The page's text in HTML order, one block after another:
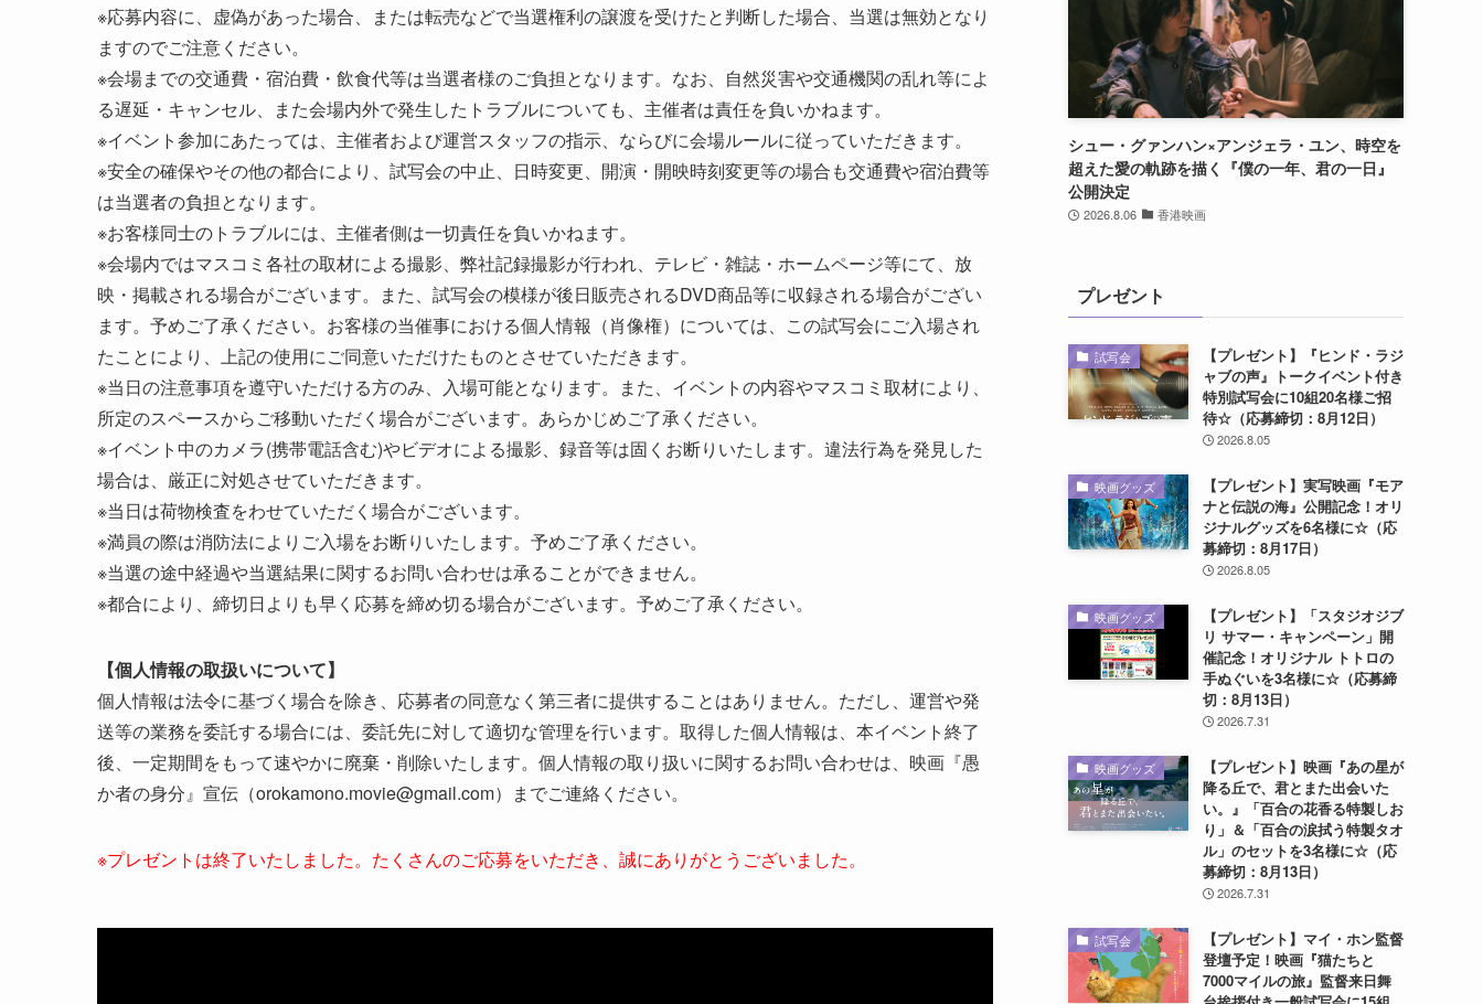
※応募内容に、虚偽があった場合、または転売などで当選権利の譲渡を受けたと判断した場合、当選は無効となり
ますのでご注意ください。
※会場までの交通費・宿泊費・飲食代等は当選者様のご負担となります。なお、自然災害や交通機関の乱れ等によ
る遅延・キャンセル、また会場内外で発生したトラブルについても、主催者は責任を負いかねます。
※イベント参加にあたっては、主催者および運営スタッフの指示、ならびに会場ルールに従っていただきます。
※安全の確保やその他の都合により、試写会の中止、日時変更、開演・開映時刻変更等の場合も交通費や宿泊費等
は当選者の負担となります。
※お客様同士のトラブルには、主催者側は一切責任を負いかねます。
※会場内ではマスコミ各社の取材による撮影、弊社記録撮影が行われ、テレビ・雑誌・ホームページ等にて、放
映・掲載される場合がございます。また、試写会の模様が後日販売されるDVD商品等に収録される場合がござい
ます。予めご了承ください。お客様の当催事における個人情報（肖像権）については、この試写会にご入場され
たことにより、上記の使用にご同意いただけたものとさせていただきます。
※当日の注意事項を遵守いただける方のみ、入場可能となります。また、イベントの内容やマスコミ取材により、
所定のスペースからご移動いただく場合がございます。あらかじめご了承ください。
※イベント中のカメラ(携帯電話含む)やビデオによる撮影、録音等は固くお断りいたします。違法行為を発見した
場合は、厳正に対処させていただきます。
※当日は荷物検査をわせていただく場合がございます。
※満員の際は消防法によりご入場をお断りいたします。予めご了承ください。
※当選の途中経過や当選結果に関するお問い合わせは承ることができません。
※都合により、締切日よりも早く応募を締め切る場合がございます。予めご了承ください。
【個人情報の取扱いについて】
個人情報は法令に基づく場合を除き、応募者の同意なく第三者に提供することはありません。ただし、運営や発
送等の業務を委託する場合には、委託先に対して適切な管理を行います。取得した個人情報は、本イベント終了
後、一定期間をもって速やかに廃棄・削除いたします。個人情報の取り扱いに関するお問い合わせは、映画『愚
か者の身分』宣伝（orokamono.movie@gmail.com）までご連絡ください。
※プレゼントは終了いたしました。たくさんのご応募をいただき、誠にありがとうございました。
シュー・グァンハン×アンジェラ・ユン、時空を
超えた愛の軌跡を描く『僕の一年、君の一日』
公開決定
2026.8.06 香港映画
プレゼント
試写会
【プレゼント】『ヒンド・ラジ
ャブの声』トークイベント付き
特別試写会に10組20名様ご招
待☆（応募締切：8月12日）
2026.8.05
映画グッズ
【プレゼント】実写映画『モア
ナと伝説の海』公開記念！オリ
ジナルグッズを6名様に☆（応
募締切：8月17日）
2026.8.05
映画グッズ
【プレゼント】「スタジオジブ
リ サマー・キャンペーン」開
催記念！オリジナル トトロの
手ぬぐいを3名様に☆（応募締
切：8月13日）
2026.7.31
映画グッズ
【プレゼント】映画『あの星が
降る丘で、君とまた出会いた
い。』「百合の花香る特製しお
り」＆「百合の涙拭う特製タオ
ル」のセットを3名様に☆（応
募締切：8月13日）
2026.7.31
試写会
【プレゼント】マイ・ホン監督
登壇予定！映画『猫たちと
7000マイルの旅』監督来日舞